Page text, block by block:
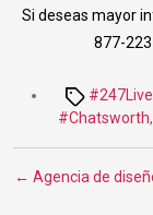
Si deseas mayor
877-
Tags
#Chatsworth,
← Agencia de